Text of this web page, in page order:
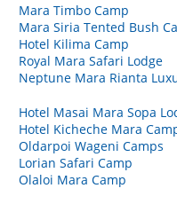
Mara Timbo Camp
Mara Siria Tented Bush
Hotel Kilima Camp
Royal Mara Safari Lodge
Neptune Mara Rianta
Hotel Masai Mara Sopa
Hotel Kicheche Mara
Oldarpoi Wageni Camps
Lorian Safari Camp
Olaloi Mara Camp